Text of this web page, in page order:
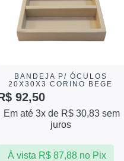
BANDEJA P/ ÓCULOS
20X30X3 CORINO BEGE
92,50
Em até 3x de R$ 30,83 sem
juros
À vista R$87,88 no Pix